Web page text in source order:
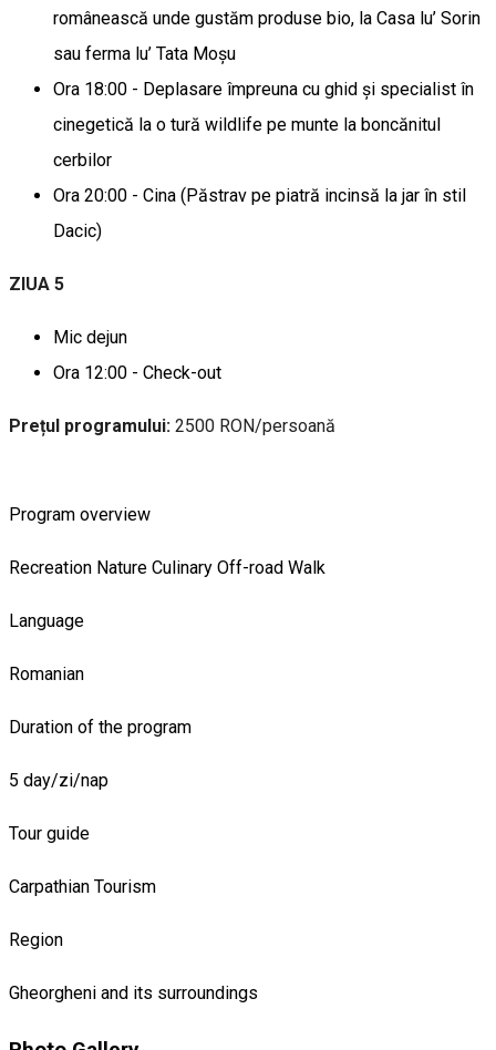
românească unde gustăm produse bio, la Casa lu’ Sorin
sau ferma lu’ Tata Moșu
Ora 18:00 - Deplasare împreuna cu ghid și specialist în
cinegetică la o tură wildlife pe munte la boncănitul
cerbilor
Ora 20:00 - Cina (Păstrav pe piatră incinsă la jar în stil
Dacic)
ZIUA 5
Mic dejun
Ora 12:00 - Check-out
Prețul programului: 2500 RON/persoană
Program overview
Recreation Nature Culinary Off-road Walk
Language
Romanian
Duration of the program
5 day/zi/nap
Tour guide
Carpathian Tourism
Region
Gheorgheni and its surroundings